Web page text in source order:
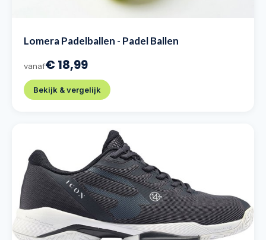
Lomera Padelballen - Padel Ballen
vanaf€ 18,99
Bekijk & vergelijk